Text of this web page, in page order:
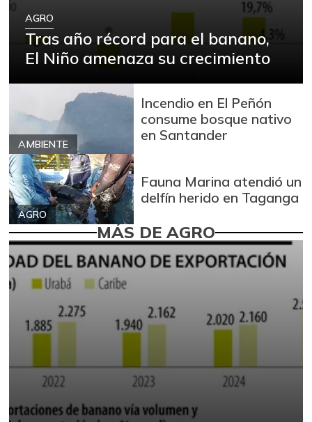
AGRO
Tras año récord para el banano,
El Niño amenaza su crecimiento
AMBIENTE
Incendio en El Peñón
consume bosque nativo
en Santander
AGRO
Fauna Marina atendió un
delfín herido en Taganga
MÁS DE AGRO